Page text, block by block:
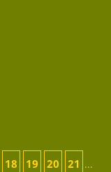
18 19 20 21 ...